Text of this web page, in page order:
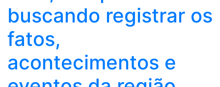
buscando registrar os
fatos,
acontecimentos e